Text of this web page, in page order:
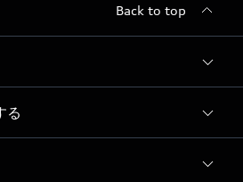
Back to top
る